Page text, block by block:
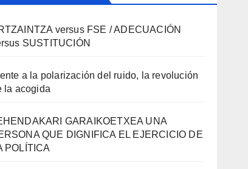
versus FSE / ADECUACIÓN
SUSTITUCIÓN
a la polarización del ruido, la revolución
la acogida
GARAIKOETXEA UNA
QUE DIGNIFICA EL EJERCICIO DE
POLÍTICA